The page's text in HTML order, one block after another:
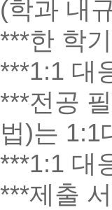
(학과 내
***한 학
***1:1 대
***전공
법)는 1:1
***1:1 대
***제출